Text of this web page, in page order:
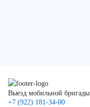
Выезд мобильной бригады
+7 (922) 181-34-00